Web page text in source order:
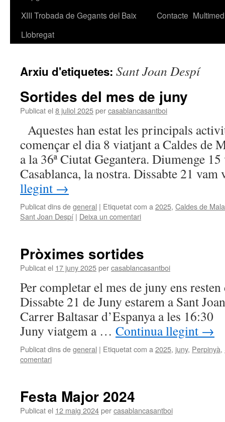
XIII Trobada de Gegants del Baix
Llobregat
Contacte
Arxiu d'etiquetes: Sant Joan Despí
Sortides del mes de juny
Publicat el 8 juliol 2025percasablancasantboi
Aquestes han estat les principals
començar el dia 8 viatjant a Caldes de
a la 36ª Ciutat Gegantera. Diumenge
Casablanca, la nostra. Dissabte 21
llegint →
Publicat dins degeneral | Etiquetat com a 2025, Caldes de
Sant Joan Despí | Deixa un comentari
Pròximes sortides
Publicat el 17 juny 2025percasablancasantboi
Per completar el mes de juny ens
Dissabte 21 de Juny estarem a Sant
Carrer Baltasar d’Espanya a les
Juny viatgem a … Continua llegint →
Publicat dins degeneral | Etiquetat com a 2025, juny, Perpinyà,
comentari
Festa Major 2024
Publicat el 12 maig 2024percasablancasantboi